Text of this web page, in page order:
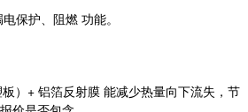
保护、阻燃 功能。
）+ 铝箔反射膜 能减少热量向下流失，节